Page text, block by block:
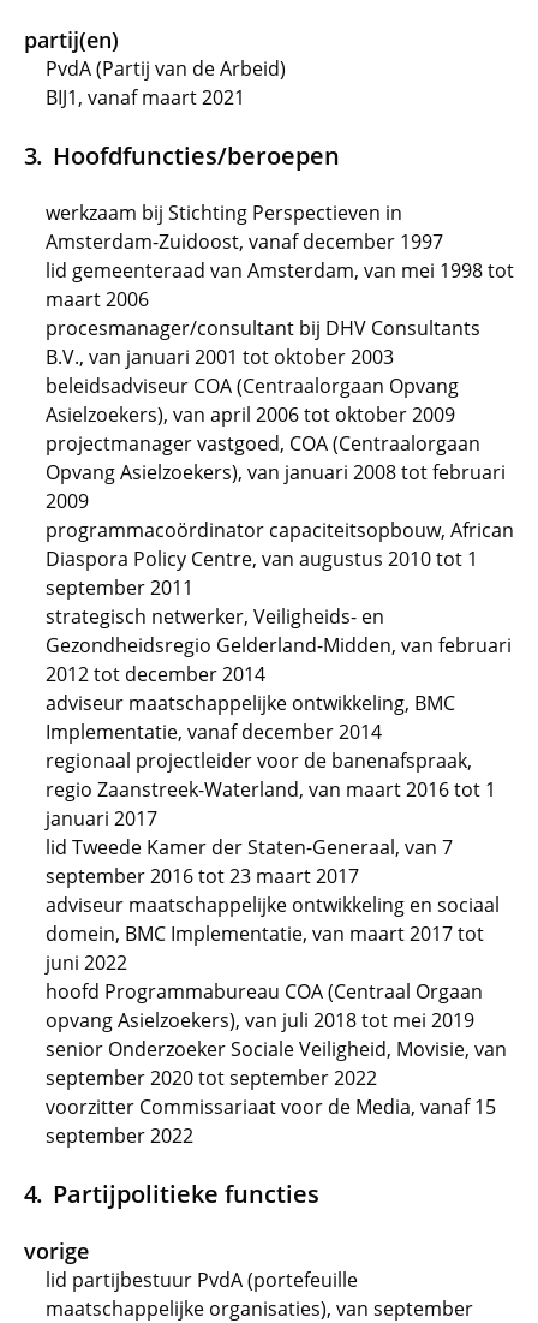
partij(en)
PvdA (Partij van de Arbeid)
BIJ1, vanaf maart 2021
Hoofdfuncties/beroepen
werkzaam bij Stichting Perspectieven in
Amsterdam-Zuidoost, vanaf december 1997
lid gemeenteraad van Amsterdam, van mei 1998 tot
maart 2006
procesmanager/consultant bij DHV Consultants
B.V., van januari 2001 tot oktober 2003
beleidsadviseur COA (Centraalorgaan Opvang
Asielzoekers), van april 2006 tot oktober 2009
projectmanager vastgoed, COA (Centraalorgaan
Opvang Asielzoekers), van januari 2008 tot februari
2009
programmacoördinator capaciteitsopbouw, African
Diaspora Policy Centre, van augustus 2010 tot 1
september 2011
strategisch netwerker, Veiligheids- en
Gezondheidsregio Gelderland-Midden, van februari
2012 tot december 2014
adviseur maatschappelijke ontwikkeling, BMC
Implementatie, vanaf december 2014
regionaal projectleider voor de banenafspraak,
regio Zaanstreek-Waterland, van maart 2016 tot 1
januari 2017
lid Tweede Kamer der Staten-Generaal, van 7
september 2016 tot 23 maart 2017
adviseur maatschappelijke ontwikkeling en sociaal
domein, BMC Implementatie, van maart 2017 tot
juni 2022
hoofd Programmabureau COA (Centraal Orgaan
opvang Asielzoekers), van juli 2018 tot mei 2019
senior Onderzoeker Sociale Veiligheid, Movisie, van
september 2020 tot september 2022
voorzitter Commissariaat voor de Media, vanaf 15
september 2022
Partijpolitieke functies
vorige
lid partijbestuur PvdA (portefeuille
maatschappelijke organisaties), van september